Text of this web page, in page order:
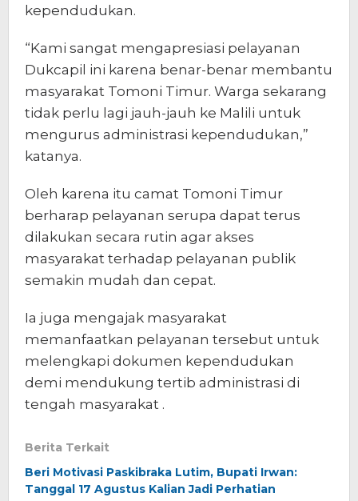
kependudukan.
“Kami sangat mengapresiasi pelayanan
Dukcapil ini karena benar-benar membantu
masyarakat Tomoni Timur. Warga sekarang
tidak perlu lagi jauh-jauh ke Malili untuk
mengurus administrasi kependudukan,”
katanya.
Oleh karena itu camat Tomoni Timur
berharap pelayanan serupa dapat terus
dilakukan secara rutin agar akses
masyarakat terhadap pelayanan publik
semakin mudah dan cepat.
Ia juga mengajak masyarakat
memanfaatkan pelayanan tersebut untuk
melengkapi dokumen kependudukan
demi mendukung tertib administrasi di
tengah masyarakat .
Berita Terkait
Beri Motivasi Paskibraka Lutim, Bupati Irwan:
Tanggal 17 Agustus Kalian Jadi Perhatian